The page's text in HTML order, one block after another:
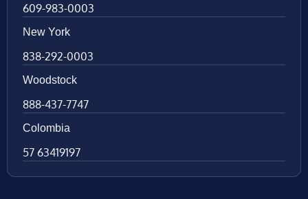
609-983-0003
New York
838-292-0003
Woodstock
888-437-7747
Colombia
57 63419197